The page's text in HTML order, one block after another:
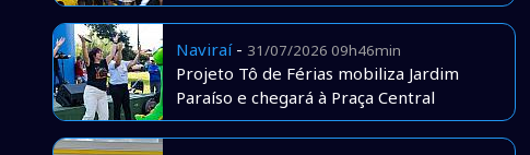
Naviraí- 31/07/2026 09h46min
Projeto Tô de Férias mobiliza Jardim
Paraíso e chegará à Praça Central